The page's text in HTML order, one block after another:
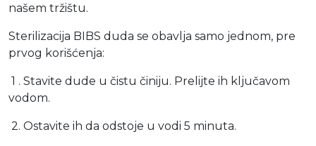
našem tržištu.
Sterilizacija BIBS duda se obavlja samo jednom, pre
prvog korišćenja:
1 . Stavite dude u čistu činiju. Prelijte ih ključavom
vodom.
2. Ostavite ih da odstoje u vodi 5 minuta.